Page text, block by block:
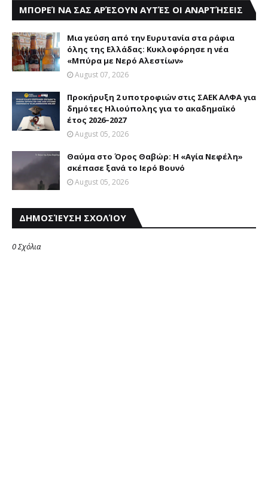
ΜΠΟΡΕΊ ΝΑ ΣΑΣ ΑΡΈΣΟΥΝ ΑΥΤΈΣ ΟΙ ΑΝΑΡΤΉΣΕΙΣ
Mια γεύση από την Eυρυτανία στα ράφια
όλης της Ελλάδας: Κυκλοφόρησε η νέα
«Μπύρα με Nερό Aλεστίων»
August 07, 2026
Προκήρυξη 2 υποτροφιών στις ΣΑΕΚ ΑΛΦΑ για
δημότες Ηλιούπολης για το ακαδημαϊκό
έτος 2026–2027
August 05, 2026
Θαύμα στο Όρος Θαβώρ: H «Aγία Nεφέλη»
σκέπασε ξανά το Iερό Bουνό
August 05, 2026
ΔΗΜΟΣΊΕΥΣΗ ΣΧΟΛΊΟΥ
0 Σχόλια